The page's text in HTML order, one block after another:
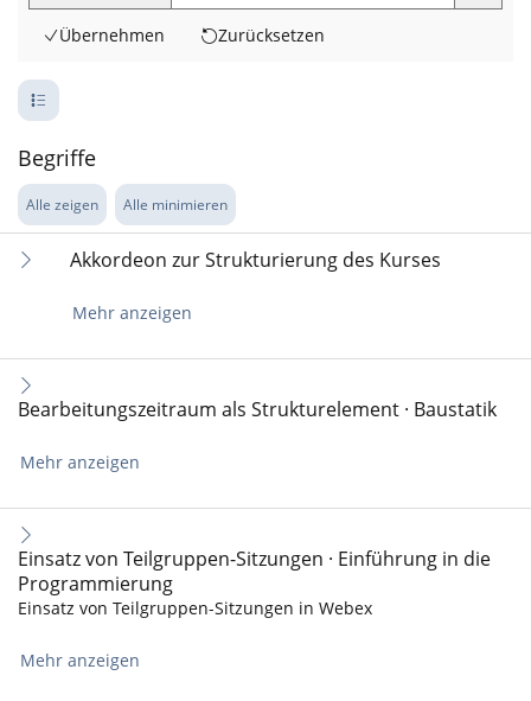
Übernehmen Zurücksetzen
Begriffe
Alle zeigen Alle minimieren
Akkordeon zur Strukturierung des Kurses
Mehr anzeigen
Bearbeitungszeitraum als Strukturelement · Baustatik
Mehr anzeigen
Einsatz von Teilgruppen-Sitzungen · Einführung in die
Programmierung
Einsatz von Teilgruppen-Sitzungen in Webex
Mehr anzeigen